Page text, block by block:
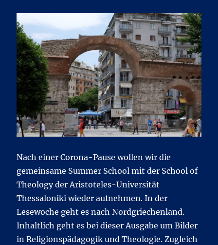
Nach einer Corona-Pause wollen wir die
gemeinsame Summer School mit der School of
Theology der Aristoteles-Universität
Thessaloniki wieder aufnehmen. In der
Lesewoche geht es nach Nordgriechenland.
Inhaltlich geht es bei dieser Ausgabe um Bilder
in Religionspädagogik und Theologie. Zugleich